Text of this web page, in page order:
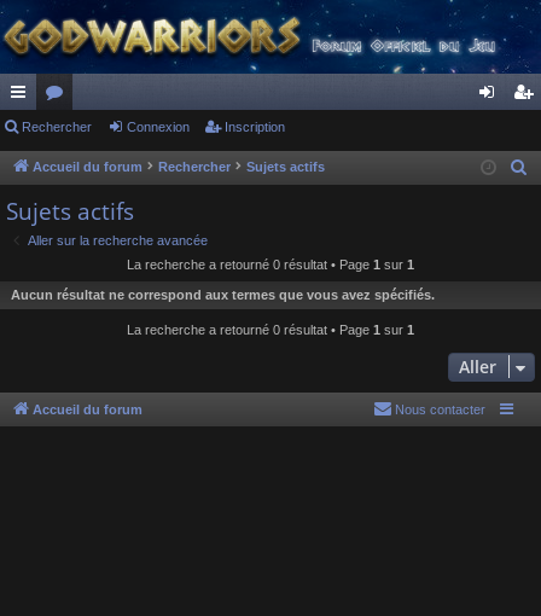
ac
co
ur
ci
or
u
s
ne cri
Rechercher Connexion Inscription
Accueil du forum Rechercher Sujets actifs
h
e
Sujets actifs
Aller sur la recherche avancée
La recherche a retourné 0 résultat • Page 1 sur 1
Aucun résultat ne correspond aux termes que vous avez spécifiés.
La recherche a retourné 0 résultat • Page 1 sur 1
Aller
Accueil du forum Nous contacter